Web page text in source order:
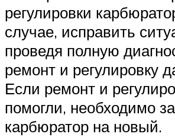
регулировки
случае, исправить
проведя полную
ремонт и регулировку
Если ремонт и
помогли, необходимо
карбюратор на новый.